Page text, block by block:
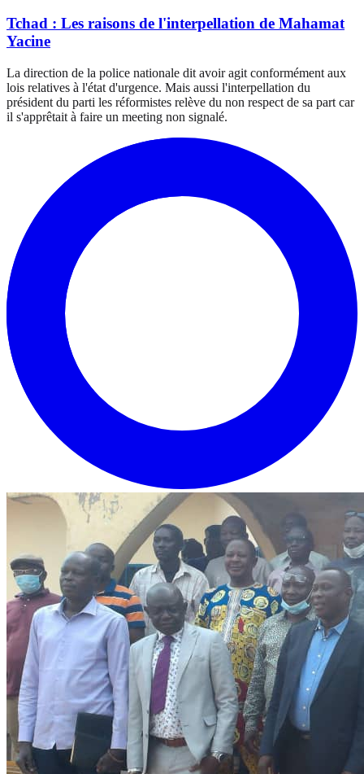
Tchad : Les raisons de l'interpellation de Mahamat
Yacine
La direction de la police nationale dit avoir agit conformément aux
lois relatives à l'état d'urgence. Mais aussi l'interpellation du
président du parti les réformistes relève du non respect de sa part car
il s'apprêtait à faire un meeting non signalé.